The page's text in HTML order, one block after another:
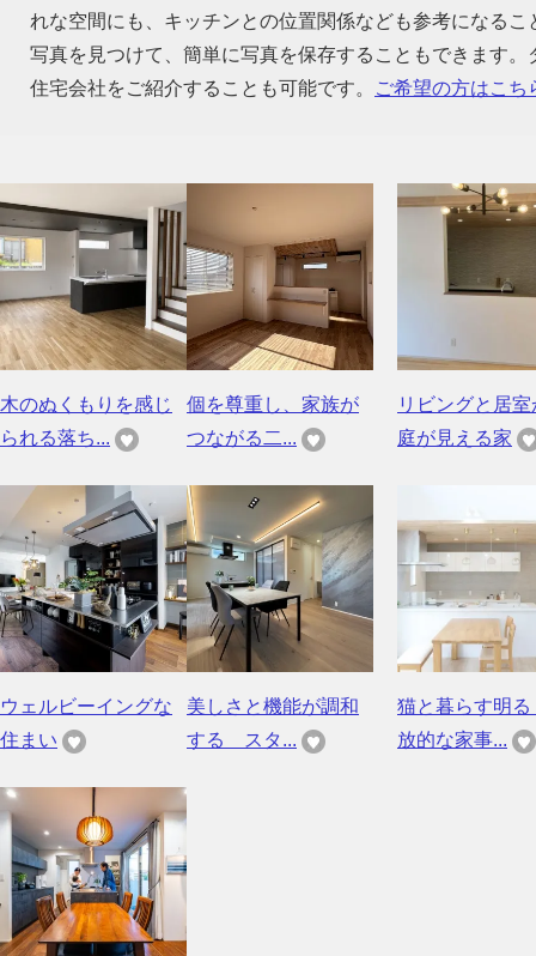
れな空間にも、キッチンとの位置関係なども参考になる
写真を見つけて、簡単に写真を保存することもできます
住宅会社をご紹介することも可能です。
ご希望の方はこち
木のぬくもりを感じ
られる落ち...
個を尊重し、家族が
つながる二...
リビングと居室
庭が見える家
ウェルビーイングな
住まい
美しさと機能が調和
する スタ...
猫と暮らす明る
放的な家事...